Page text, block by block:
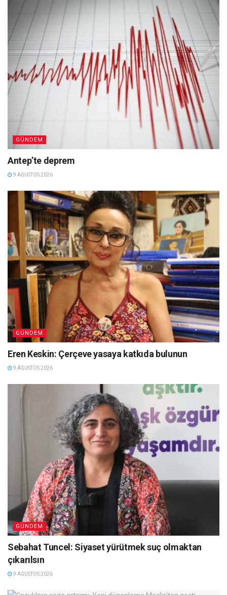
GÜNDEM
Antep’te deprem
9 AĞUSTOS 2026
GÜNDEM
Eren Keskin: Çerçeve yasaya katkıda bulunun
9 AĞUSTOS 2026
GÜNDEM
Sebahat Tuncel: Siyaset yürütmek suç olmaktan
çıkarılsın
9 AĞUSTOS 2026